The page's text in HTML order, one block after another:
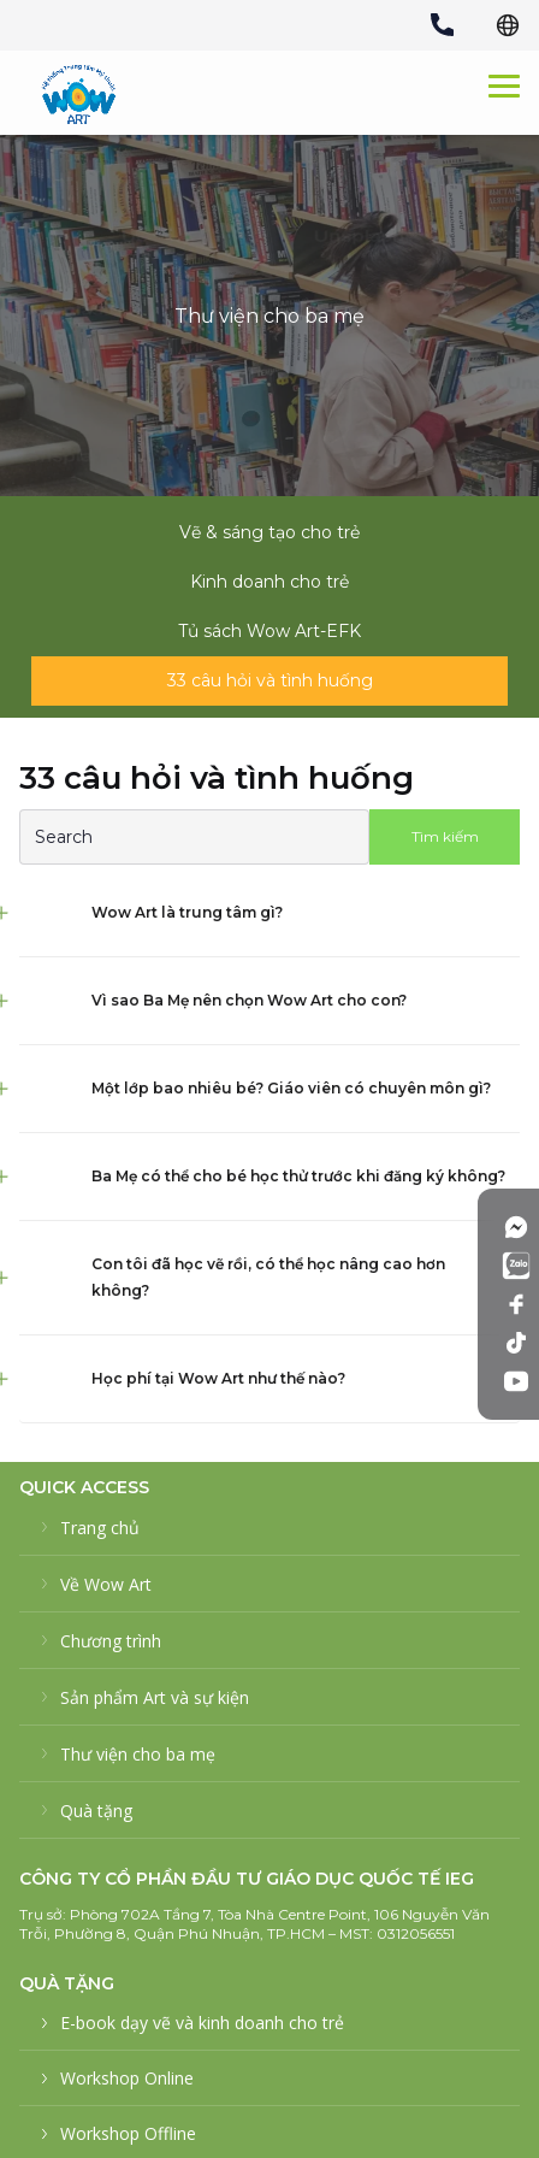
content
Thư viện cho ba mẹ
Vẽ & sáng tạo cho trẻ
Kinh doanh cho trẻ
Tủ sách Wow Art-EFK
33 câu hỏi và tình huống
33 câu hỏi và tình huống
Tìm kiếm
Wow Art là trung tâm gì?
Vì sao Ba Mẹ nên chọn Wow Art cho con?
Một lớp bao nhiêu bé? Giáo viên có chuyên môn gì?
Ba Mẹ có thể cho bé học thử trước khi đăng ký không?
Con tôi đã học vẽ rồi, có thể học nâng cao hơn
không?
Học phí tại Wow Art như thế nào?
QUICK ACCESS
Trang chủ
Về Wow Art
Chương trình
Sản phẩm Art và sự kiện
Thư viện cho ba mẹ
Quà tặng
CÔNG TY CỔ PHẦN ĐẦU TƯ GIÁO DỤC QUỐC TẾ IEG
Trụ sở: Phòng 702A Tầng 7, Tòa Nhà Centre Point, 106 Nguyễn Văn
Trỗi, Phường 8, Quận Phú Nhuận, TP.HCM – MST: 0312056551
QUÀ TẶNG
E-book dạy vẽ và kinh doanh cho trẻ
Workshop Online
Workshop Offline